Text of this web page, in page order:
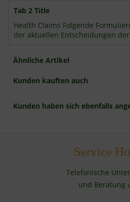
Tab 2 Title
Health Claims Folgende
der aktuellen Entscheidungen
Ähnliche Artikel
Kunden kauften auch
Kunden haben sich ebenfalls
Service
Telefonische
und Beratung